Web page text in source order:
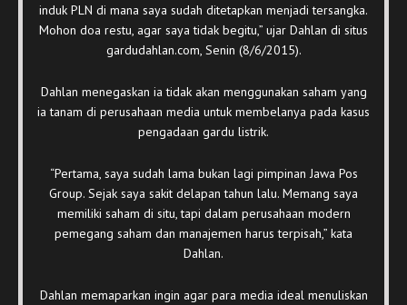
induk PLN di mana saya sudah ditetapkan menjadi tersangka.
Mohon doa restu, agar saya tidak begitu,” ujar Dahlan di situs
gardudahlan.com, Senin (8/6/2015).
Dahlan menegaskan ia tidak akan menggunakan saham yang
ia tanam di perusahaan media untuk membelanya pada kasus
pengadaan gardu listrik.
“Pertama, saya sudah lama bukan lagi pimpinan Jawa Pos
Group. Sejak saya sakit delapan tahun lalu. Memang saya
memiliki saham di situ, tapi dalam perusahaan modern
pemegang saham dan manajemen harus terpisah,” kata
Dahlan.
Dahlan memaparkan ingin agar para media ideal menuliskan